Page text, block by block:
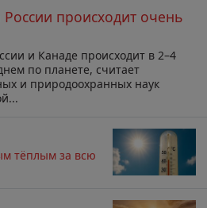
происходит очень
и Канаде происходит в 2–4
по планете, считает
и природоохранных наук
тёплым за всю